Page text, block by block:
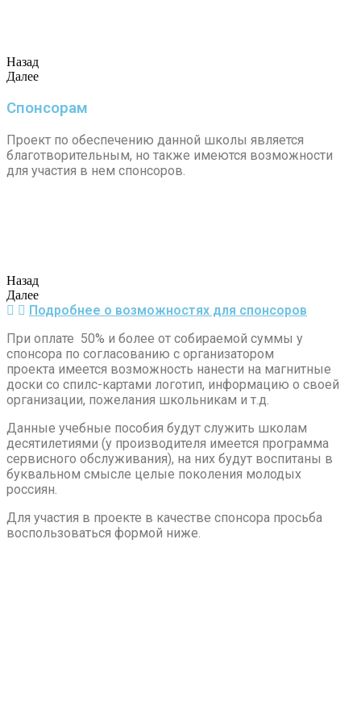
Назад
Далее
Спонсорам
Проект по обеспечению данной школы является
благотворительным, но также имеются возможности
для участия в нем спонсоров.
Назад
Далее
Подробнее о возможностях для спонсоров
При оплате 50% и более от собираемой суммы у
спонсора по согласованию с организатором
проекта имеется возможность нанести на магнитные
доски со спилс-картами логотип, информацию о своей
организации, пожелания школьникам и т.д.
Данные учебные пособия будут служить школам
десятилетиями (у производителя имеется программа
сервисного обслуживания), на них будут воспитаны в
буквальном смысле целые поколения молодых
россиян.
Для участия в проекте в качестве спонсора просьба
воспользоваться формой ниже.